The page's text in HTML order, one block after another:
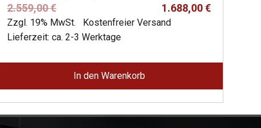
2.559,00€Ursprünglicher
Preis
war:
1.688,00€
Aktueller
Preis
ist:
Zzgl. 19% MwSt.
Kostenfreier Versand
Lieferzeit: ca. 2-3 Werktage
In den Warenkorb